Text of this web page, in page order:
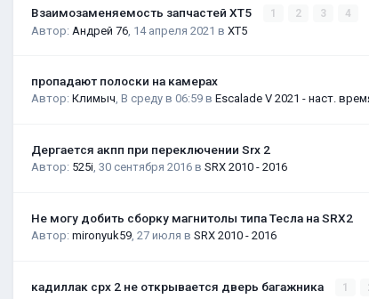
Взаимозаменяемость запчастей XT5 1 2 3 4
Автор: Андрей 76 14 апреля 2021 в XT5
пропадают полоски на камерах
Автор: Климыч В среду в 06:59 в Escalade V 2021 - наст.
Дергается акпп при переключении Srx 2
Автор: 525i 30 сентября 2016 в SRX 2010 - 2016
Не могу добить сборку магнитолы типа Тесла на SRX2
Автор: mironyuk59 27 июля в SRX 2010 - 2016
кадиллак срх 2 не открывается дверь багажника 1